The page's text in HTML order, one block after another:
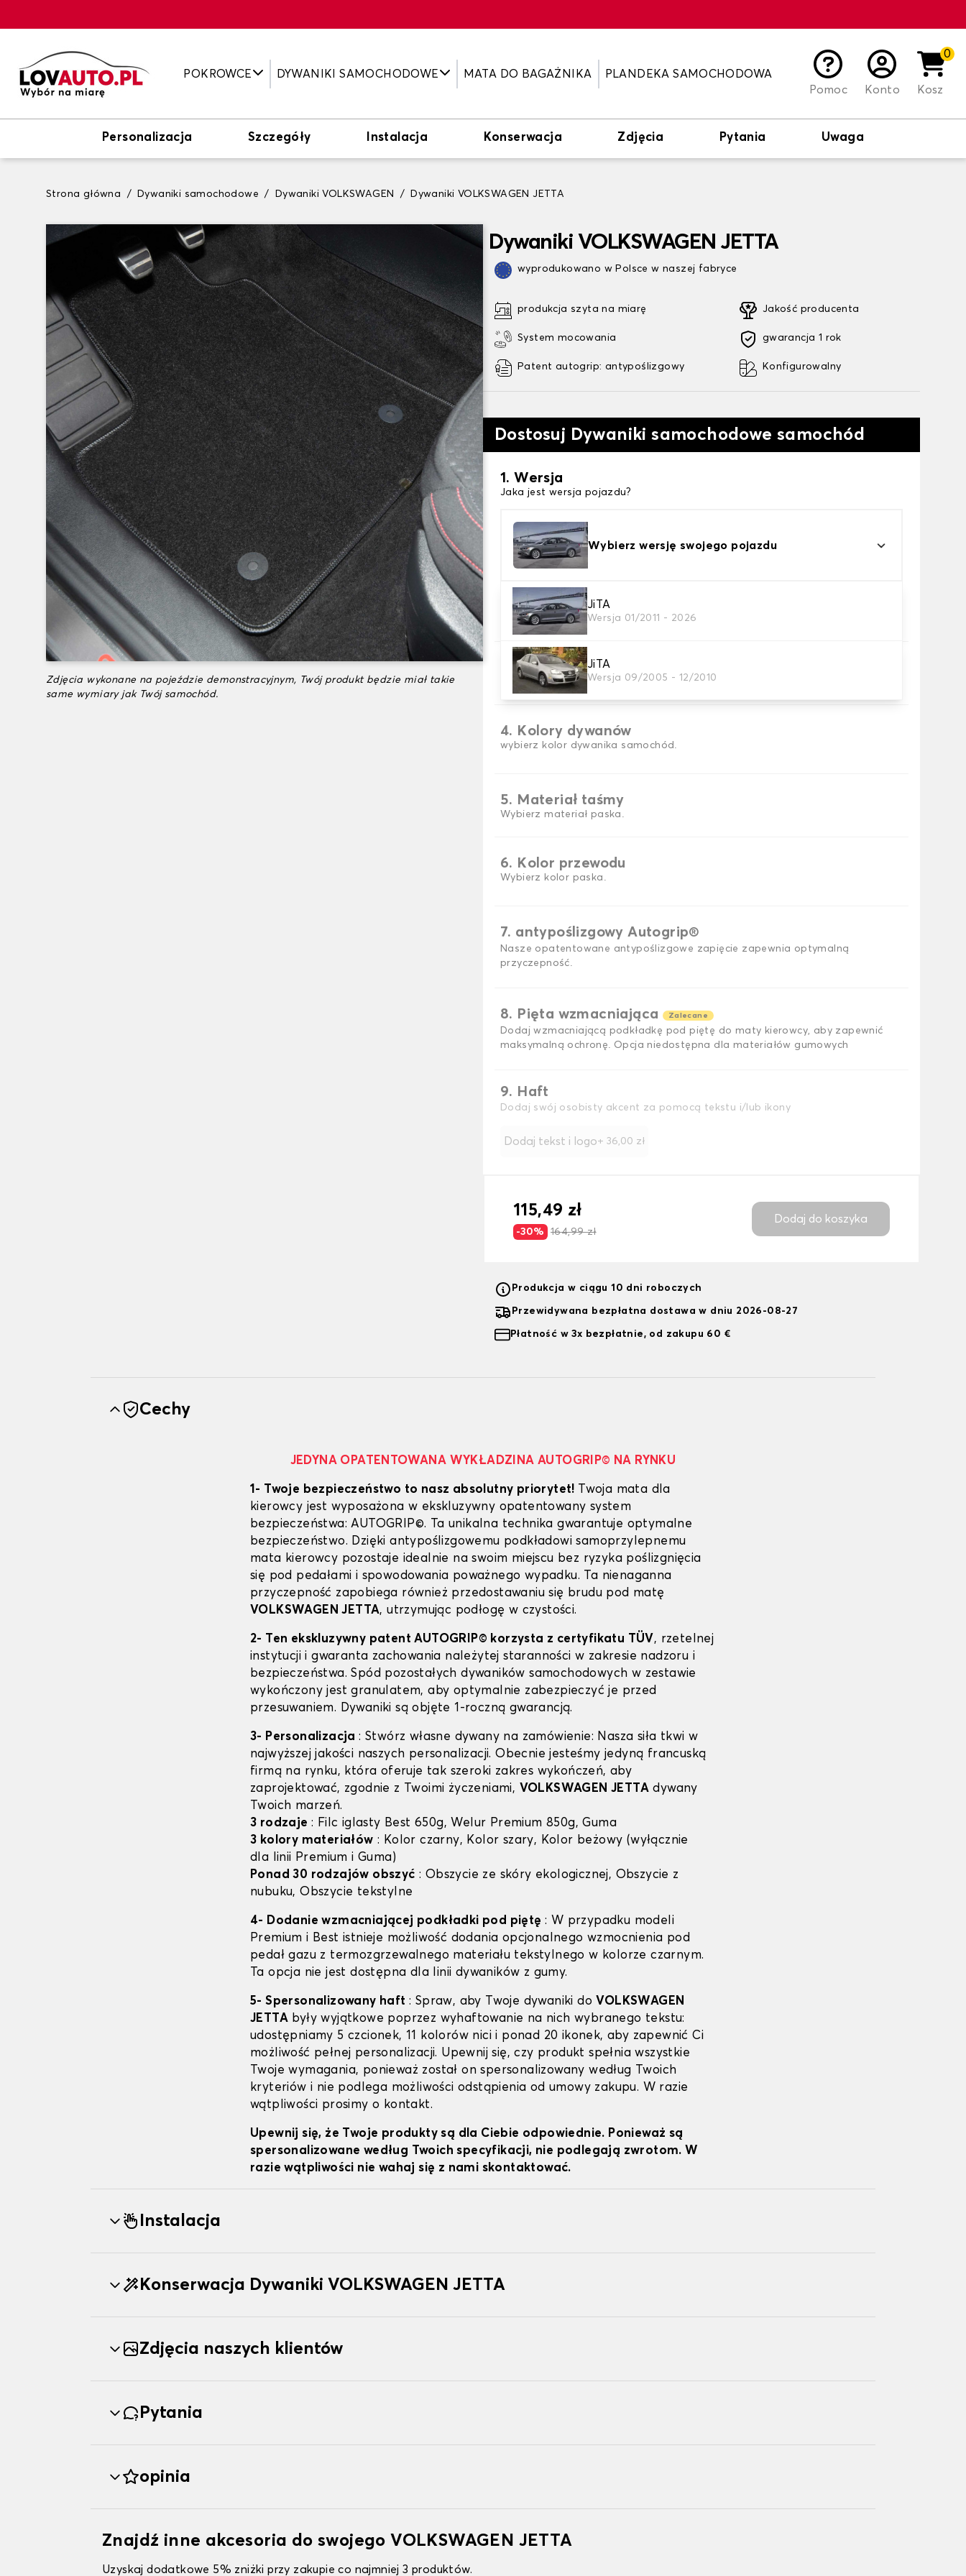
POKROWCE DYWANIKI SAMOCHODOWE MATA DO BAGAŻNIKA
PLANDEKA SAMOCHODOWA
Pomoc
Konto
0
Kosz
Personalizacja Szczegóły Instalacja Konserwacja Zdjęcia Pytania Uwaga
Strona główna Dywaniki samochodowe Dywaniki VOLKSWAGEN Dywaniki VOLKSWAGEN JETTA
Zdjęcia wykonane na pojeździe demonstracyjnym, Twój produkt będzie miał takie
same wymiary jak Twój samochód.
Dywaniki VOLKSWAGEN JETTA
wyprodukowano w Polsce w naszej fabryce
produkcja szyta na miarę
System mocowania
Patent autogrip: antypoślizgowy
Jakość producenta
gwarancja 1 rok
Konfigurowalny
Dostosuj Dywaniki samochodowe samochód
1. Wersja
Jaka jest wersja pojazdu?
Wybierz wersję swojego pojazdu
JiTA
Wersja 01/2011 - 2026
JiTA
Wersja 09/2005 - 12/2010
2. Materiał
wybierz materiał dywanika samochodowego
3. gra dywanowa
wybierz liczbę potrzebnych dywaników samochodowych
4. Kolory dywanów
wybierz kolor dywanika samochód.
5. Materiał taśmy
Wybierz materiał paska.
6. Kolor przewodu
Wybierz kolor paska.
7. antypoślizgowy Autogrip®
Nasze opatentowane antypoślizgowe zapięcie zapewnia optymalną
przyczepność.
8. Pięta wzmacniająca Zalecane
Dodaj wzmacniającą podkładkę pod piętę do maty kierowcy, aby zapewnić
maksymalną ochronę. Opcja niedostępna dla materiałów gumowych
9. Haft
Dodaj swój osobisty akcent za pomocą tekstu i/lub ikony
Dodaj tekst i logo+ 36,00 zł
115,49 zł
-30% 164,99 zł
Dodaj do koszyka
Produkcja w ciągu 10 dni roboczych
Przewidywana bezpłatna dostawa w dniu 2026-08-27
Płatność w 3x bezpłatnie, od zakupu 60 €
Cechy
JEDYNA OPATENTOWANA WYKŁADZINA AUTOGRIP© NA RYNKU
1- Twoje bezpieczeństwo to nasz absolutny priorytet! Twoja mata dla
kierowcy jest wyposażona w ekskluzywny opatentowany system
bezpieczeństwa: AUTOGRIP©. Ta unikalna technika gwarantuje optymalne
bezpieczeństwo. Dzięki antypoślizgowemu podkładowi samoprzylepnemu
mata kierowcy pozostaje idealnie na swoim miejscu bez ryzyka poślizgnięcia
się pod pedałami i spowodowania poważnego wypadku. Ta nienaganna
przyczepność zapobiega również przedostawaniu się brudu pod matę
VOLKSWAGEN JETTA, utrzymując podłogę w czystości.
2- Ten ekskluzywny patent AUTOGRIP© korzysta z certyfikatu TÜV, rzetelnej
instytucji i gwaranta zachowania należytej staranności w zakresie nadzoru i
bezpieczeństwa. Spód pozostałych dywaników samochodowych w zestawie
wykończony jest granulatem, aby optymalnie zabezpieczyć je przed
przesuwaniem. Dywaniki są objęte 1-roczną gwarancją.
3- Personalizacja: Stwórz własne dywany na zamówienie: Nasza siła tkwi w
najwyższej jakości naszych personalizacji. Obecnie jesteśmy jedyną francuską
firmą na rynku, która oferuje tak szeroki zakres wykończeń, aby
zaprojektować, zgodnie z Twoimi życzeniami, VOLKSWAGEN JETTA dywany
Twoich marzeń.
3 rodzaje : Filc iglasty Best 650g, Welur Premium 850g, Guma
3 kolory materiałów : Kolor czarny, Kolor szary, Kolor beżowy (wyłącznie
dla linii Premium i Guma)
Ponad 30 rodzajów obszyć : Obszycie ze skóry ekologicznej, Obszycie z
nubuku, Obszycie tekstylne
4- Dodanie wzmacniającej podkładki pod piętę : W przypadku modeli
Premium i Best istnieje możliwość dodania opcjonalnego wzmocnienia pod
pedał gazu z termozgrzewalnego materiału tekstylnego w kolorze czarnym.
Ta opcja nie jest dostępna dla linii dywaników z gumy.
5- Spersonalizowany haft : Spraw, aby Twoje dywaniki do VOLKSWAGEN
JETTA były wyjątkowe poprzez wyhaftowanie na nich wybranego tekstu:
udostępniamy 5 czcionek, 11 kolorów nici i ponad 20 ikonek, aby zapewnić Ci
możliwość pełnej personalizacji. Upewnij się, czy produkt spełnia wszystkie
Twoje wymagania, ponieważ został on spersonalizowany według Twoich
kryteriów i nie podlega możliwości odstąpienia od umowy zakupu. W razie
wątpliwości prosimy o kontakt.
Upewnij się, że Twoje produkty są dla Ciebie odpowiednie. Ponieważ są
spersonalizowane według Twoich specyfikacji, nie podlegają zwrotom. W
razie wątpliwości nie wahaj się z nami skontaktować.
Instalacja
Konserwacja Dywaniki VOLKSWAGEN JETTA
Zdjęcia naszych klientów
Pytania
opinia
Znajdź inne akcesoria do swojego VOLKSWAGEN JETTA
Uzyskaj dodatkowe 5% zniżki przy zakupie co najmniej 3 produktów.